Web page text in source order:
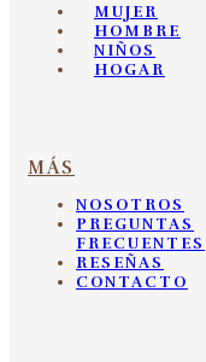
MUJER
HOMBRE
NIÑOS
HOGAR
MÁS
NOSOTROS
PREGUNTAS
FRECUENTES
RESEÑAS
CONTACTO